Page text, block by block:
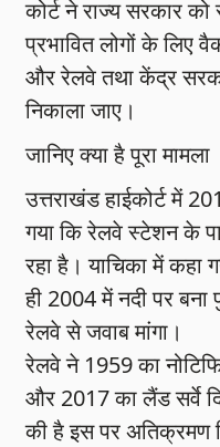
कोर्ट ने राज्य सरकार को
प्रभावित लोगों के लिए
और रेलवे तथा केंद्र
निकाला जाए।
जानिए क्या है पूरा मामला
उत्तराखंड हाईकोर्ट में
गया कि रेलवे स्टेशन के
रहा है। याचिका में
ही 2004 में नदी पर बना
रेलवे से जवाब मांगा।
रेलवे ने 1959 का
और 2017 का लैंड सर्वे
की है इस पर अतिक्रमण